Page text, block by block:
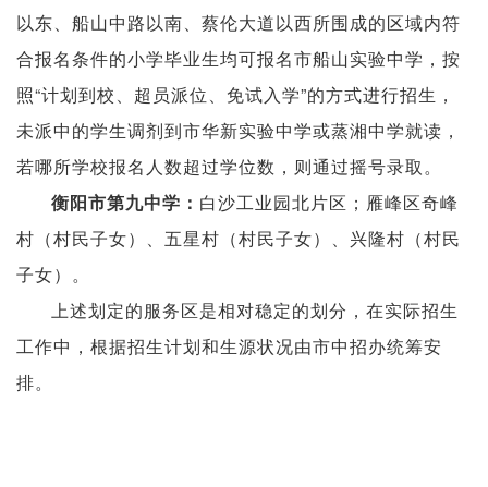
以东、船山中路以南、蔡伦大道以西所围成的区域内符
合报名条件的小学毕业生均可报名市船山实验中学，按
照“计划到校、超员派位、免试入学”的方式进行招生，
未派中的学生调剂到市华新实验中学或蒸湘中学就读，
若哪所学校报名人数超过学位数，则通过摇号录取。
衡阳市第九中学： 白沙工业园北片区；雁峰区奇峰
村（村民子女）、五星村（村民子女）、兴隆村（村民
子女）。
上述划定的服务区是相对稳定的划分，在实际招生
工作中，根据招生计划和生源状况由市中招办统筹安
排。